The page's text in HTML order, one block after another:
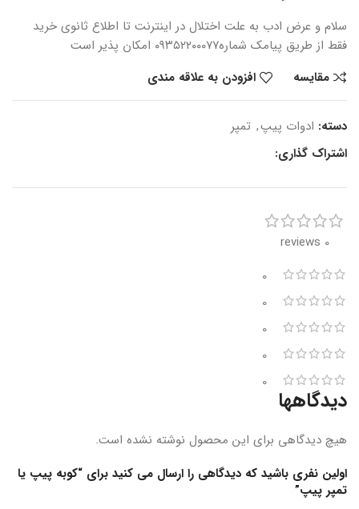
سلام و عرض ادب به علت اختلال در اینترنت تا اطلاع ثانوی خرید
فقط از طریق پیامک شماره۰۹۳۵۲۲۰۰۰۷۷ امکان پذیر است
مقایسه
افزودن به علاقه مندی
دسته: ادوات پیپ, تمپر
اشتراک گذاری:
0 reviews
0
0
0
0
0
دیدگاهها
هیچ دیدگاهی برای این محصول نوشته نشده است.
اولین نفری باشید که دیدگاهی را ارسال می کنید برای “کوبه پیپ یا
تمپر پیپ”